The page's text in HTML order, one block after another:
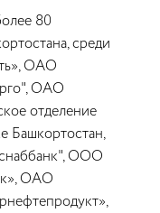
80
среди
ОАО
ОАО
отделение
Башкортостан,
ООО
ОАО